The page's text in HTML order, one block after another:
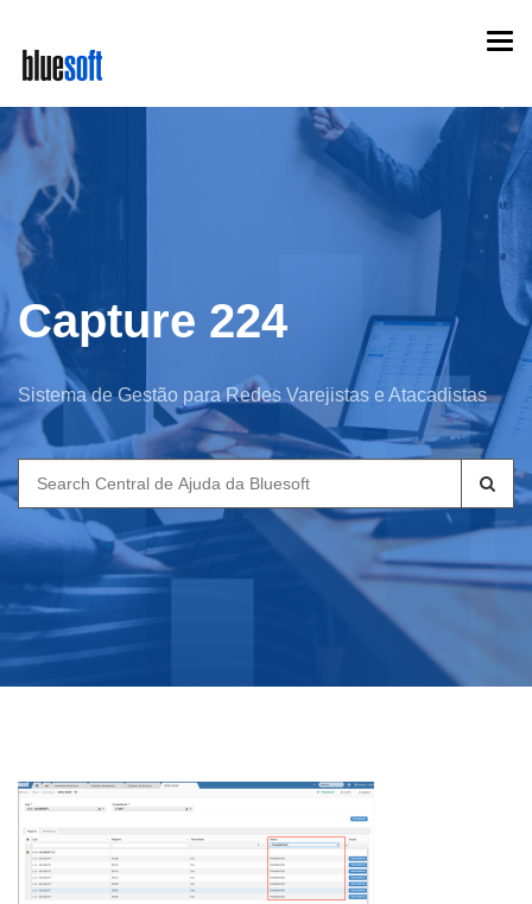
main
content
Capture 224
Sistema de Gestão para Redes Varejistas e Atacadistas
Search
for: